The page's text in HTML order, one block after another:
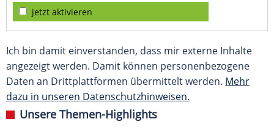
jetzt aktivieren
Ich bin damit einverstanden, dass mir externe Inhalte
angezeigt werden. Damit können personenbezogene
Daten an Drittplattformen übermittelt werden. Mehr
dazu in unseren Datenschutzhinweisen.
Unsere Themen-Highlights